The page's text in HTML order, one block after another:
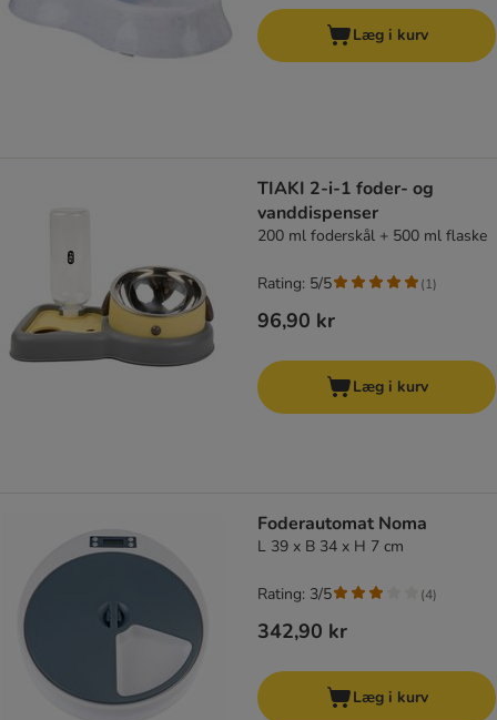
Læg i kurv
TIAKI 2-i-1 foder- og
vanddispenser
200 ml foderskål + 500 ml flaske
96,90 kr
Rating: 5/5 (1)
Læg i kurv
Foderautomat Noma
L 39 x B 34 x H 7 cm
342,90 kr
Rating: 3/5 (4)
Læg i kurv